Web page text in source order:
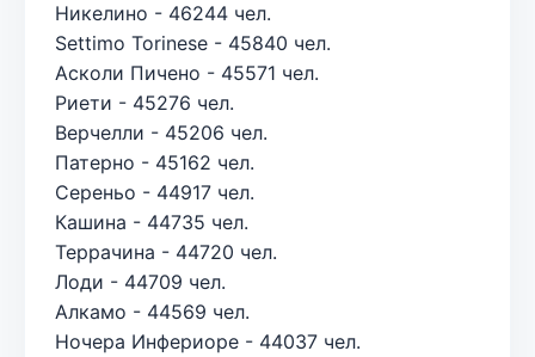
Никелино - 46244 чел.
Settimo Torinese - 45840 чел.
Асколи Пичено - 45571 чел.
Риети - 45276 чел.
Верчелли - 45206 чел.
Патерно - 45162 чел.
Сереньо - 44917 чел.
Кашина - 44735 чел.
Террачина - 44720 чел.
Лоди - 44709 чел.
Алкамо - 44569 чел.
Ночера Инфериоре - 44037 чел.